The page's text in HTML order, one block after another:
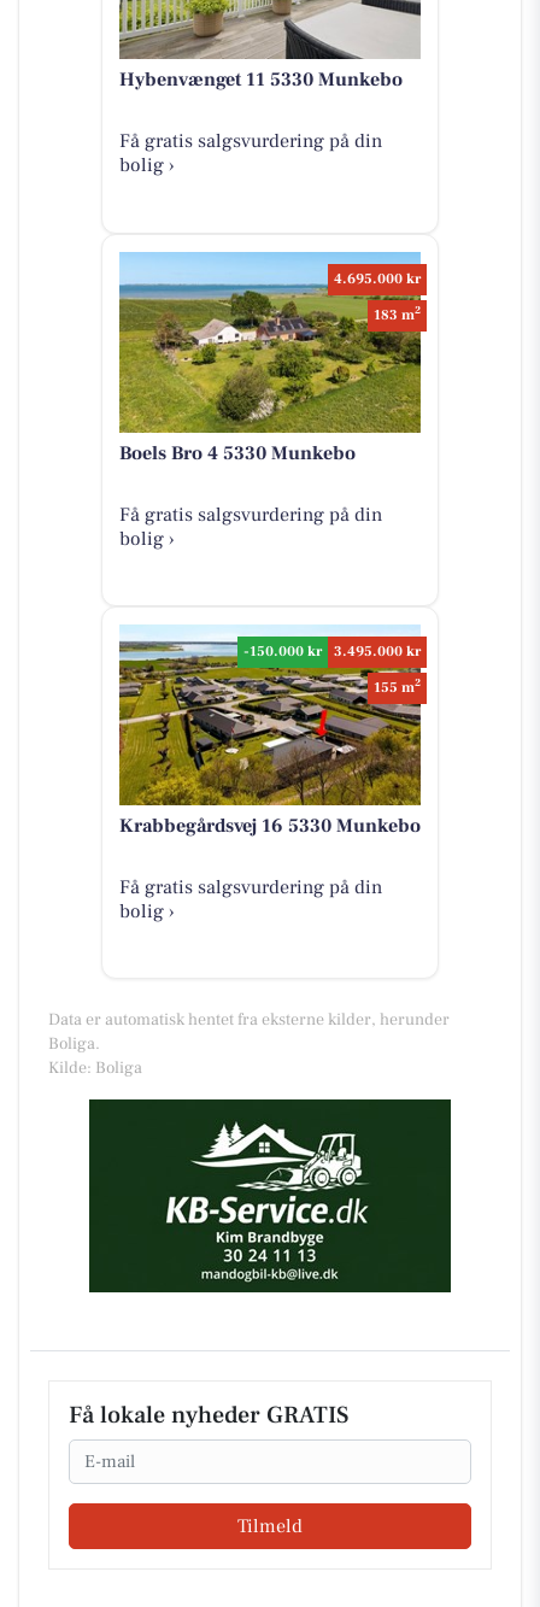
Hybenvænget 11 5330 Munkebo
Få gratis salgsvurdering på din
bolig ›
4.695.000 kr
183 m2
Boels Bro 4 5330 Munkebo
Få gratis salgsvurdering på din
bolig ›
-150.000 kr
3.495.000 kr
155 m2
Krabbegårdsvej 16 5330 Munkebo
Få gratis salgsvurdering på din
bolig ›
Data er automatisk hentet fra eksterne kilder, herunder
Boliga.
Kilde: Boliga
Få lokale nyheder GRATIS
Email
Tilmeld